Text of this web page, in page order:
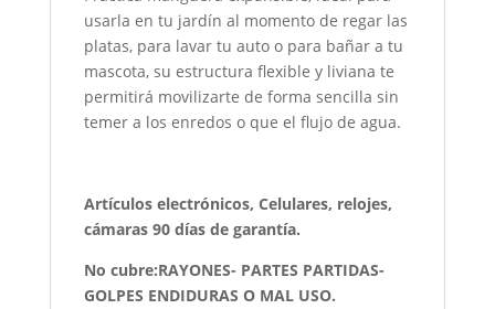
usarla en tu jardín al momento de regar las
platas, para lavar tu auto o para bañar a tu
mascota, su estructura flexible y liviana te
permitirá movilizarte de forma sencilla sin
temer a los enredos o que el flujo de agua.
Artículos electrónicos, Celulares, relojes,
cámaras 90 días de garantía.
No cubre:RAYONES- PARTES PARTIDAS-
GOLPES ENDIDURAS O MAL USO.